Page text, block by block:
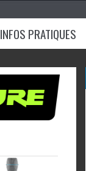
INFOS PRATIQUES